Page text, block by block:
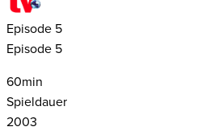
Episode 5
Episode 5
60min
Spieldauer
2003